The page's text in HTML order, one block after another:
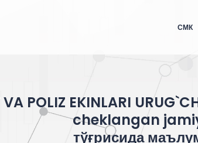
СМК
VA POLIZ EKINLARI
cheklangan
тўғрисида